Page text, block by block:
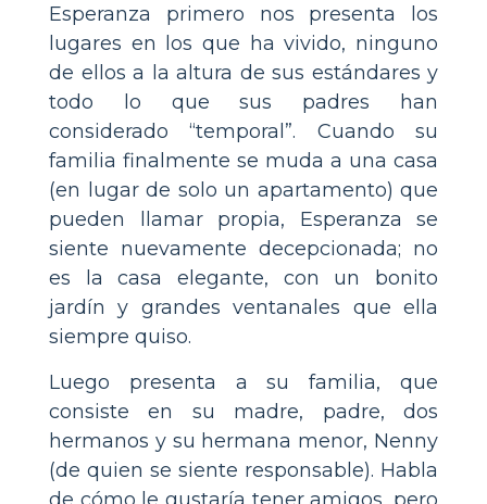
Esperanza primero nos presenta los
lugares en los que ha vivido, ninguno
de ellos a la altura de sus estándares y
todo lo que sus padres han
considerado “temporal”. Cuando su
familia finalmente se muda a una casa
(en lugar de solo un apartamento) que
pueden llamar propia, Esperanza se
siente nuevamente decepcionada; no
es la casa elegante, con un bonito
jardín y grandes ventanales que ella
siempre quiso.
Luego presenta a su familia, que
consiste en su madre, padre, dos
hermanos y su hermana menor, Nenny
(de quien se siente responsable). Habla